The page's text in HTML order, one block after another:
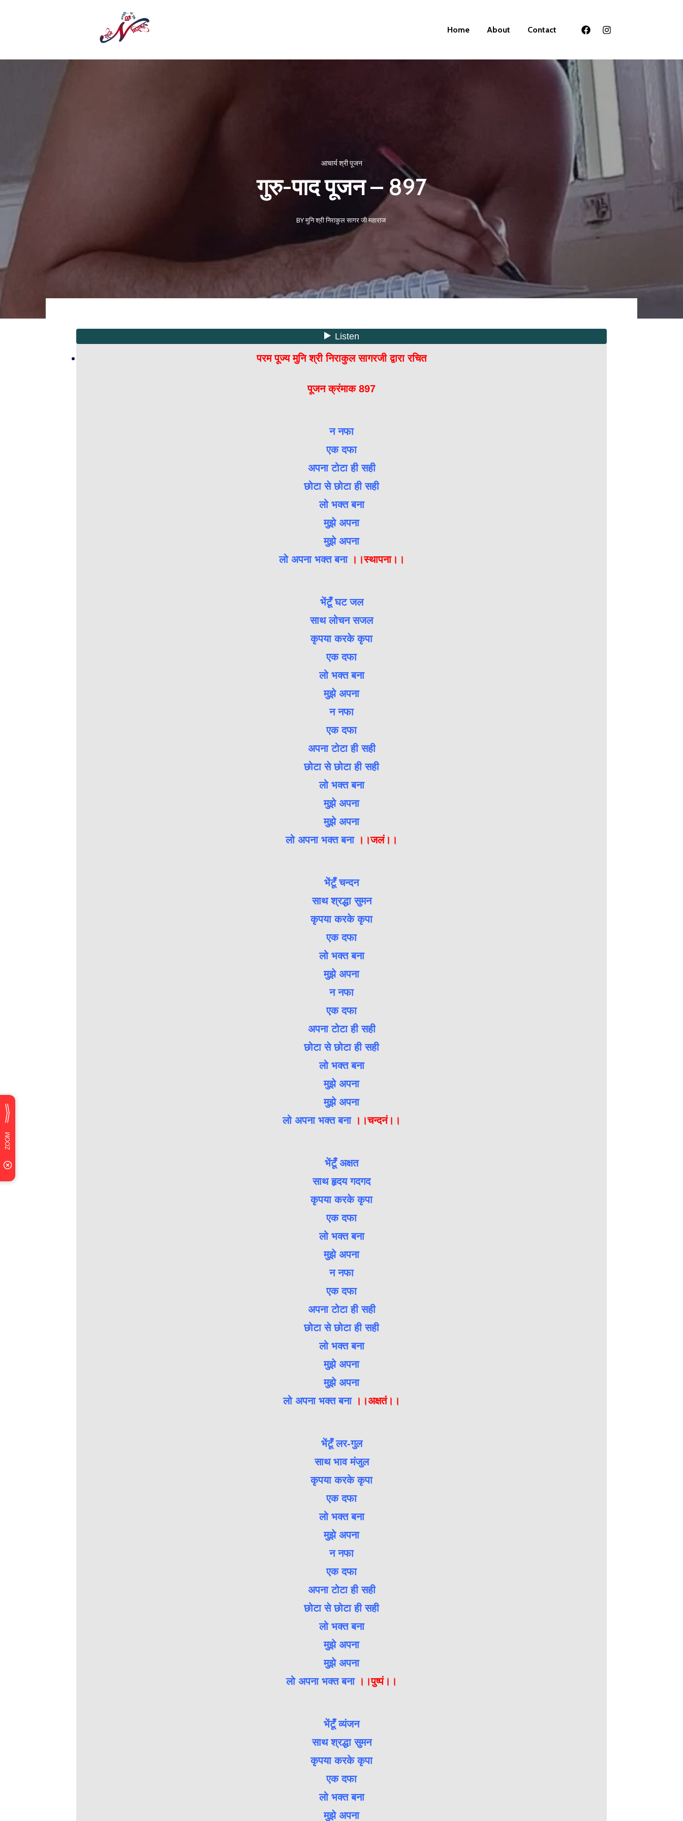
Home About Contact
आचार्य श्री पूजन
गुरु-पाद पूजन – 897
BY मुनि श्री निराकुल सागर जी महाराज
परम पूज्य मुनि श्री निराकुल सागरजी द्वारा रचित
पूजन क्रंमाक 897
न नफा
एक दफा
अपना टोटा ही सही
छोटा से छोटा ही सही
लो भक्त बना
मुझे अपना
मुझे अपना
लो अपना भक्त बना ।।स्थापना।।
भेंटूँ घट जल
साथ लोचन सजल
कृपया करके कृपा
एक दफा
लो भक्त बना
मुझे अपना
न नफा
एक दफा
अपना टोटा ही सही
छोटा से छोटा ही सही
लो भक्त बना
मुझे अपना
मुझे अपना
लो अपना भक्त बना ।।जलं।।
भेंटूँ चन्दन
साथ श्रद्धा सुमन
कृपया करके कृपा
एक दफा
लो भक्त बना
मुझे अपना
न नफा
एक दफा
अपना टोटा ही सही
छोटा से छोटा ही सही
लो भक्त बना
मुझे अपना
मुझे अपना
लो अपना भक्त बना।।चन्दनं।।
भेंटूँ अक्षत
साथ हृदय गदगद
कृपया करके कृपा
एक दफा
लो भक्त बना
मुझे अपना
न नफा
एक दफा
अपना टोटा ही सही
छोटा से छोटा ही सही
लो भक्त बना
मुझे अपना
मुझे अपना
लो अपना भक्त बना।।अक्षतं।।
भेंटूँ लर-गुल
साथ भाव मंजुल
कृपया करके कृपा
एक दफा
लो भक्त बना
मुझे अपना
न नफा
एक दफा
अपना टोटा ही सही
छोटा से छोटा ही सही
लो भक्त बना
मुझे अपना
मुझे अपना
लो अपना भक्त बना ।।पुष्पं।।
भेंटूँ व्यंजन
साथ श्रद्धा सुमन
कृपया करके कृपा
एक दफा
लो भक्त बना
मुझे अपना